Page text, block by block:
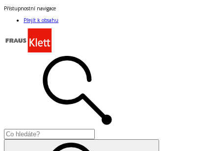
Přístupnostní navigace
Přejít k obsahu